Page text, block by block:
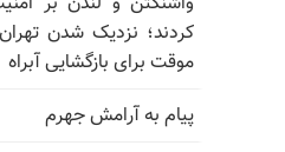
کردند؛ نزدیک شدن
موقت برای بازگشایی آبراه
پیام به آرامش جهرم